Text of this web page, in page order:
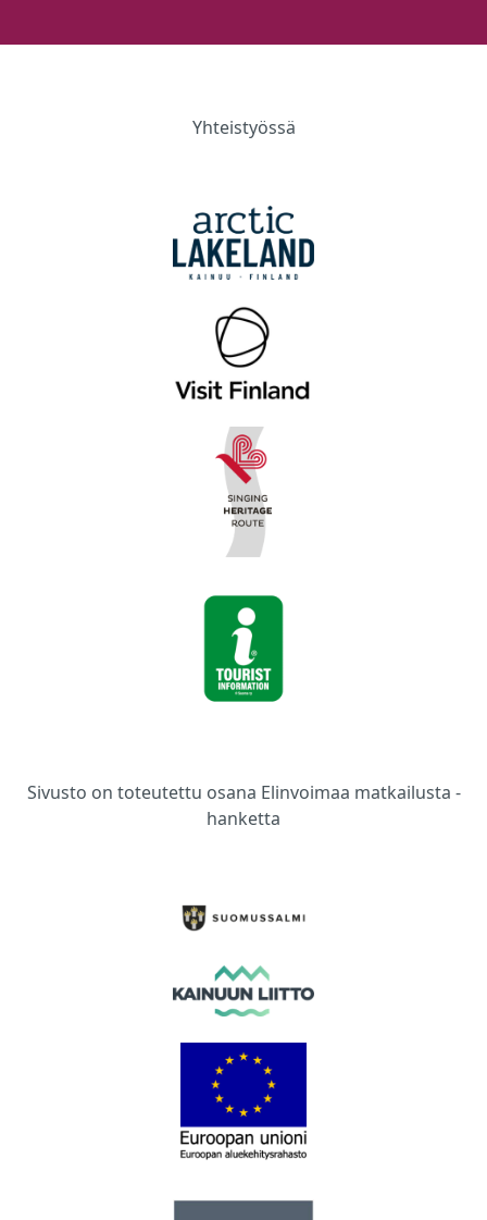
Yhteistyössä
Sivusto on toteutettu osana Elinvoimaa matkailusta -
hanketta